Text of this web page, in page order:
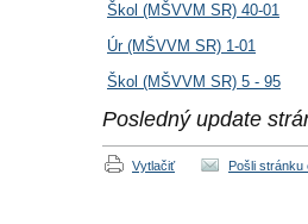
Škol (MŠVVM SR) 40-01
Úr (MŠVVM SR) 1-01
Škol (MŠVVM SR) 5 - 95
Posledný update
Vytlačiť Pošli stránku